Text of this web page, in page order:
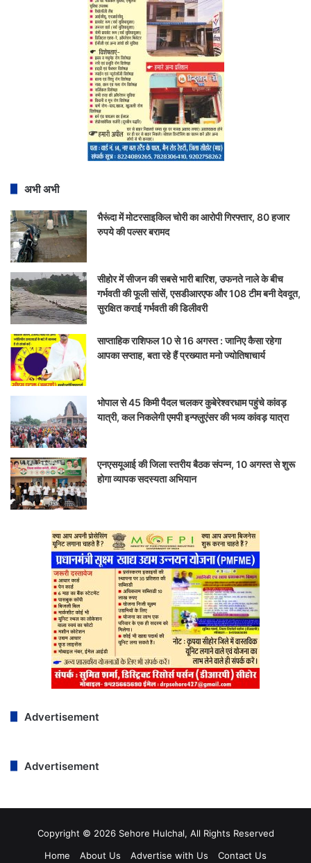
अभी अभी
भैरूंदा में मोटरसाइकिल चोरी का आरोपी गिरफ्तार, 80 हजार
रुपये की पल्सर बरामद
सीहोर में सीजन की सबसे भारी बारिश, उफनते नाले के बीच
गर्भवती की फूली सांसें, एसडीआरएफ और 108 टीम बनी देवदूत,
सुरक्षित कराई गर्भवती की डिलीवरी
साप्ताहिक राशिफल 10 से 16 अगस्त : जानिए कैसा रहेगा
आपका सप्ताह, बता रहे हैं प्रख्यात मनो ज्योतिषाचार्य
भोपाल से 45 किमी पैदल चलकर कुबेरेश्वरधाम पहुंचे कांवड़
यात्री, कल निकलेगी एमपी इन्फ्लुएंसर की भव्य कांवड़ यात्रा
एनएसयूआई की जिला स्तरीय बैठक संपन्न, 10 अगस्त से शुरू
होगा व्यापक सदस्यता अभियान
Advertisement
Advertisement
Copyright © 2026 Sehore Hulchal, All Rights Reserved
Home
About Us Advertise with Us Contact Us